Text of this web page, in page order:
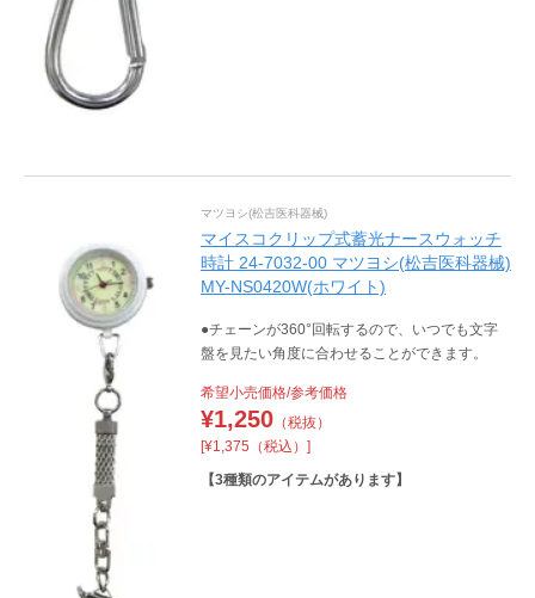
マツヨシ(松吉医科器械)
マイスコクリップ式蓄光ナースウォッチ
時計 24-7032-00 マツヨシ(松吉医科器械)
MY-NS0420W(ホワイト)
●チェーンが360°回転するので、いつでも文字
盤を見たい角度に合わせることができます。
希望小売価格/参考価格
¥1,250（税抜）
[¥1,375（税込）]
【3種類のアイテムがあります】